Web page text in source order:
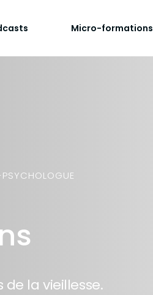
Micro-formations
la vieillesse.